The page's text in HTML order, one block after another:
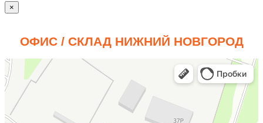
×
ОФИС / СКЛАД НИЖНИЙ НОВГОРОД